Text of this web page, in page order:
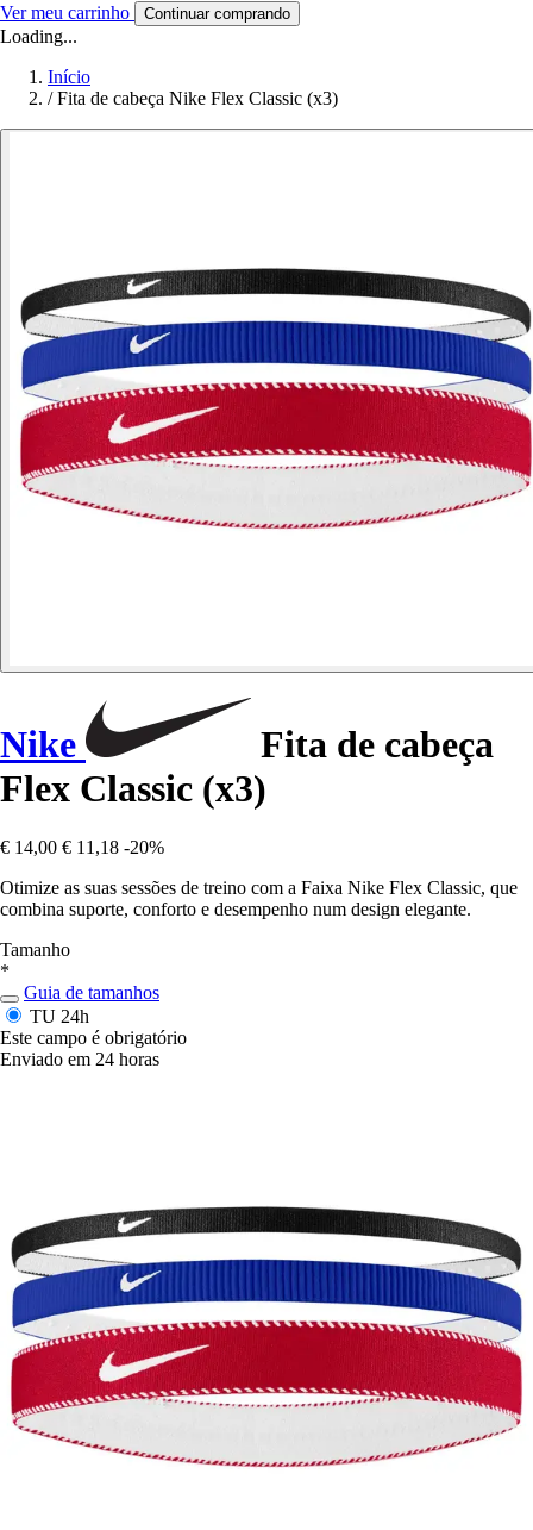
Ver meu carrinho Continuar comprando
Loading...
Início
/ Fita de cabeça Nike Flex Classic (x3)
Nike
Fita de cabeça
Flex Classic (x3)
€ 14,00 € 11,18 -20%
Otimize as suas sessões de treino com a Faixa Nike Flex Classic, que
combina suporte, conforto e desempenho num design elegante.
Tamanho
*
Guia de tamanhos
TU 24h
Este campo é obrigatório
Enviado em 24 horas